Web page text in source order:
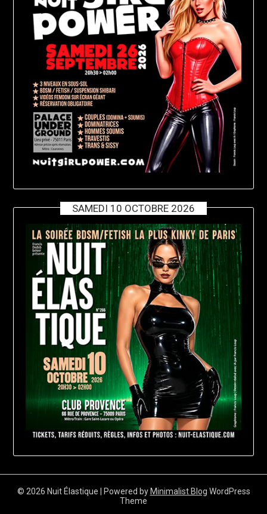
SAMEDI 10 OCTOBRE 2026
© 2026 Nuit Élastique | Powered by Minimalist Blog WordPress
Theme